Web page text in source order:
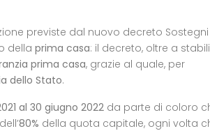
previste dal nuovo decreto Sostegni
della prima casa: il decreto, oltre a
prima casa, grazie al quale, per
dello Stato.
al 30 giugno 2022 da parte di coloro
80% della quota capitale, ogni volta